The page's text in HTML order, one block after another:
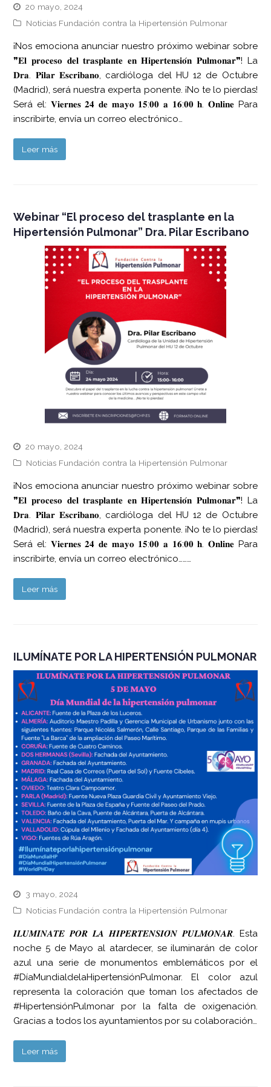
20 mayo, 2024
Noticias Fundación contra la Hipertensión Pulmonar
¡Nos emociona anunciar nuestro próximo webinar sobre
❞𝐄𝐥 𝐩𝐫𝐨𝐜𝐞𝐬𝐨 𝐝𝐞𝐥 𝐭𝐫𝐚𝐬𝐩𝐥𝐚𝐧𝐭𝐞 𝐞𝐧 𝐇𝐢𝐩𝐞𝐫𝐭𝐞𝐧𝐬𝐢𝐨́𝐧 𝐏𝐮𝐥𝐦𝐨𝐧𝐚𝐫❞! La
𝐃𝐫𝐚. 𝐏𝐢𝐥𝐚𝐫 𝐄𝐬𝐜𝐫𝐢𝐛𝐚𝐧𝐨, cardióloga del HU 12 de Octubre
(Madrid), será nuestra experta ponente. ¡No te lo pierdas!
Será el: 𝐕𝐢𝐞𝐫𝐧𝐞𝐬 𝟐𝟒 𝐝𝐞 𝐦𝐚𝐲𝐨 𝟏𝟓:𝟎𝟎 𝐚 𝟏𝟔:𝟎𝟎 𝐡. 𝐎𝐧𝐥𝐢𝐧𝐞 Para
inscribirte, envía un correo electrónico…
Leer más
Webinar “El proceso del trasplante en la
Hipertensión Pulmonar” Dra. Pilar Escribano
20 mayo, 2024
Noticias Fundación contra la Hipertensión Pulmonar
¡Nos emociona anunciar nuestro próximo webinar sobre
❞𝐄𝐥 𝐩𝐫𝐨𝐜𝐞𝐬𝐨 𝐝𝐞𝐥 𝐭𝐫𝐚𝐬𝐩𝐥𝐚𝐧𝐭𝐞 𝐞𝐧 𝐇𝐢𝐩𝐞𝐫𝐭𝐞𝐧𝐬𝐢𝐨́𝐧 𝐏𝐮𝐥𝐦𝐨𝐧𝐚𝐫❞! La
𝐃𝐫𝐚. 𝐏𝐢𝐥𝐚𝐫 𝐄𝐬𝐜𝐫𝐢𝐛𝐚𝐧𝐨, cardióloga del HU 12 de Octubre
(Madrid), será nuestra experta ponente. ¡No te lo pierdas!
Será el: 𝐕𝐢𝐞𝐫𝐧𝐞𝐬 𝟐𝟒 𝐝𝐞 𝐦𝐚𝐲𝐨 𝟏𝟓:𝟎𝟎 𝐚 𝟏𝟔:𝟎𝟎 𝐡. 𝐎𝐧𝐥𝐢𝐧𝐞 Para
inscribirte, envía un correo electrónico………
Leer más
ILUMÍNATE POR LA HIPERTENSIÓN PULMONAR
3 mayo, 2024
Noticias Fundación contra la Hipertensión Pulmonar
𝑰𝑳𝑼𝑴𝑰́𝑵𝑨𝑻𝑬 𝑷𝑶𝑹 𝑳𝑨 𝑯𝑰𝑷𝑬𝑹𝑻𝑬𝑵𝑺𝑰𝑶́𝑵 𝑷𝑼𝑳𝑴𝑶𝑵𝑨𝑹. Esta
noche 5 de Mayo al atardecer, se iluminarán de color
azul una serie de monumentos emblemáticos por el
#DíaMundialdelaHipertensiónPulmonar. El color azul
representa la coloración que toman los afectados de
#HipertensiónPulmonar por la falta de oxigenación.
Gracias a todos los ayuntamientos por su colaboración…
Leer más